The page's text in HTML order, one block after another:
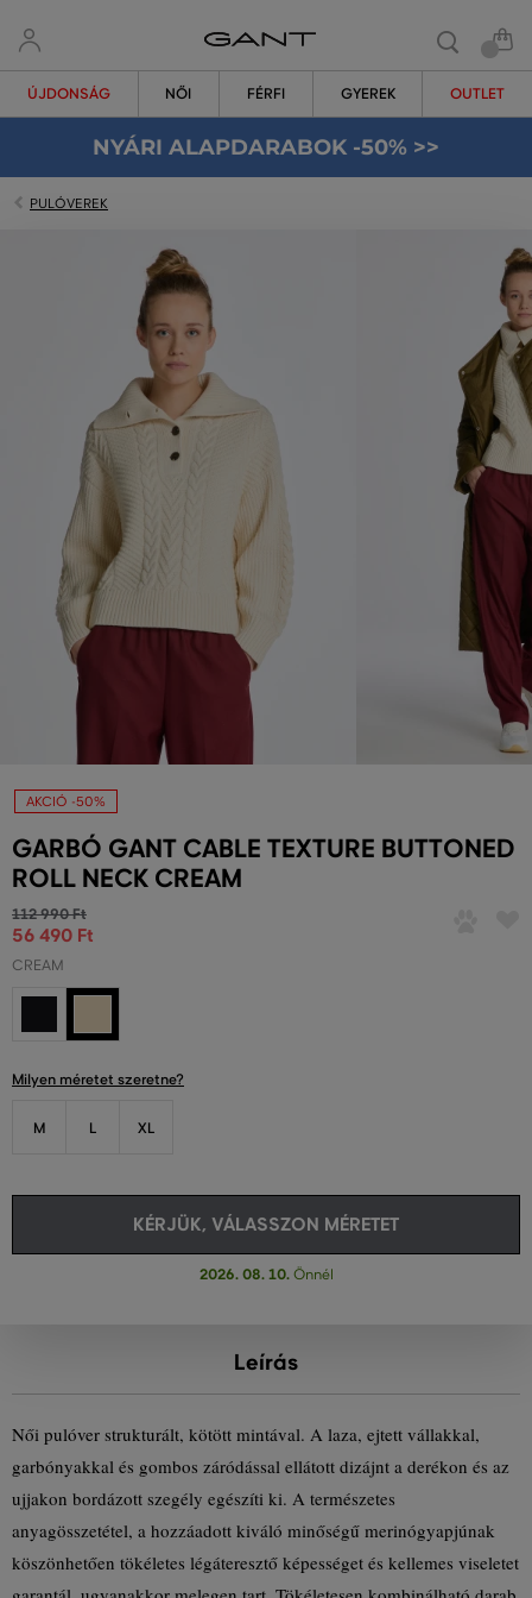
ÚJDONSÁG NŐI FÉRFI GYEREK OUTLET
NYÁRI ALAPDARABOK -50% >>
PULÓVEREK
AKCIÓ -50%
GARBÓ GANT CABLE TEXTURE BUTTONED
ROLL NECK CREAM
112 990 Ft
56 490 Ft
CREAM
Milyen méretet szeretne?
M L XL
KÉRJÜK, VÁLASSZON MÉRETET
2026. 08. 10.Önnél
Leírás
Női pulóver strukturált, kötött mintával. A laza, ejtett vállakkal,
garbónyakkal és gombos záródással ellátott dizájnt a derékon és az
ujjakon bordázott szegély egészíti ki. A természetes
anyagösszetétel, a hozzáadott kiváló minőségű merinógyapjúnak
köszönhetően tökéletes légáteresztő képességet és kellemes viseletet